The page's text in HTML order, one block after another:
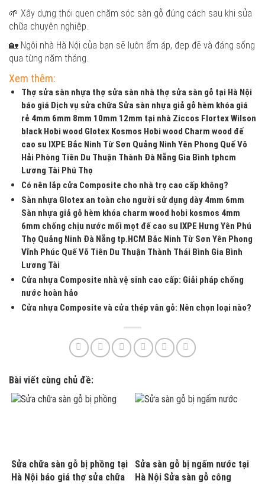
🌱 Xây dựng thói quen chăm sóc sàn gỗ đúng cách sau khi sửa
chữa chuyên nghiệp.
🏡 Ngôi nhà Hà Nội của bạn sẽ luôn ấm áp, đẹp đẽ và đáng sống
qua từng năm tháng.
Xem thêm:
Thợ sửa sàn nhựa thợ sửa sàn nhà thợ sửa sàn gỗ tại Hà Nội
báo giá Dịch vụ sửa chữa Sửa sàn nhựa giả gỗ hèm khóa giá
rẻ 4mm 6mm 8mm 10mm 12mm tại nhà Ziccos Flortex Wilson
black Hobi wood Glotex Kosmos Hobi wood Charm wood đế
cao su IXPE Bắc Ninh Từ Sơn Quảng Ninh Yên Phong Quế Võ
Hải Phòng Tiên Du Thuận Thành Đà Nẵng Gia Bình tphcm
Lương Tài Phú Thọ
Có nên lắp cửa Composite cho nhà trọ cao cấp không?
Sàn nhựa Glotex an toàn cho người sử dụng dày 4mm 6mm
Sàn nhựa giả gỗ hèm khóa charm wood hobi kosmos 4mm
6mm chống chịu nước mối mọt đế cao su IXPE Hưng Yên Phú
Thọ Quảng Ninh Đà Nẵng tp.HCM Bắc Ninh Từ Sơn Yên Phong
Vĩnh Phúc Quế Võ Tiên Du Thuận Thành Thái Bình Gia Bình
Lương Tài
Cửa nhựa Composite nhà vệ sinh cao cấp: Giải pháp chống
nước hoàn hảo
Cửa nhựa Composite và cửa thép vân gỗ: Nên chọn loại nào?
Bài viết cùng chủ đề:
Sửa chữa sàn gỗ bị phồng tại
Hà Nội báo giá thợ sửa chữa
Sửa sàn gỗ bị ngấm nước tại
Hà Nội Sửa sàn gỗ công